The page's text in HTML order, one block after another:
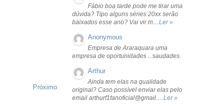
Próximo
Fábio boa tarde pode me tirar uma
dúvida? Tipo alguns séries 20xx serão
baixados esse ano? Vai vir m…Ler »
Anonymous
Empresa de Araraquara uma
empresa de oportunidades ...saudades.
Arthur
Ainda tem elas na qualidade
original? Caso possível enviar elas pelo
email arthurf1fanoficial@gmail.…Ler »